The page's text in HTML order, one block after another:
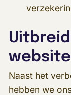
website
Naast het
hebben we